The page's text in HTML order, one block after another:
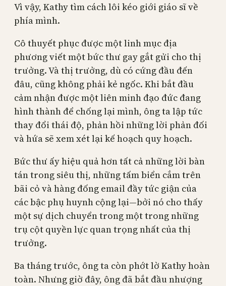
Vì vậy, Kathy tìm cách lôi kéo giới giáo sĩ về
phía mình.
Cô thuyết phục được một linh mục địa
phương viết một bức thư gay gắt gửi cho thị
trưởng. Và thị trưởng, dù có cứng đầu đến
đâu, cũng không phải kẻ ngốc. Khi bắt đầu
cảm nhận được một liên minh đạo đức đang
hình thành để chống lại mình, ông ta lập tức
thay đổi thái độ, phản hồi những lời phản đối
và hứa sẽ xem xét lại kế hoạch quy hoạch.
Bức thư ấy hiệu quả hơn tất cả những lời bàn
tán trong siêu thị, những tấm biển cắm trên
bãi cỏ và hàng đống email đầy tức giận của
các bậc phụ huynh cộng lại—bởi nó cho thấy
một sự dịch chuyển trong một trong những
trụ cột quyền lực quan trọng nhất của thị
trưởng.
Ba tháng trước, ông ta còn phớt lờ Kathy hoàn
toàn. Nhưng giờ đây, ông đã bắt đầu nhượng